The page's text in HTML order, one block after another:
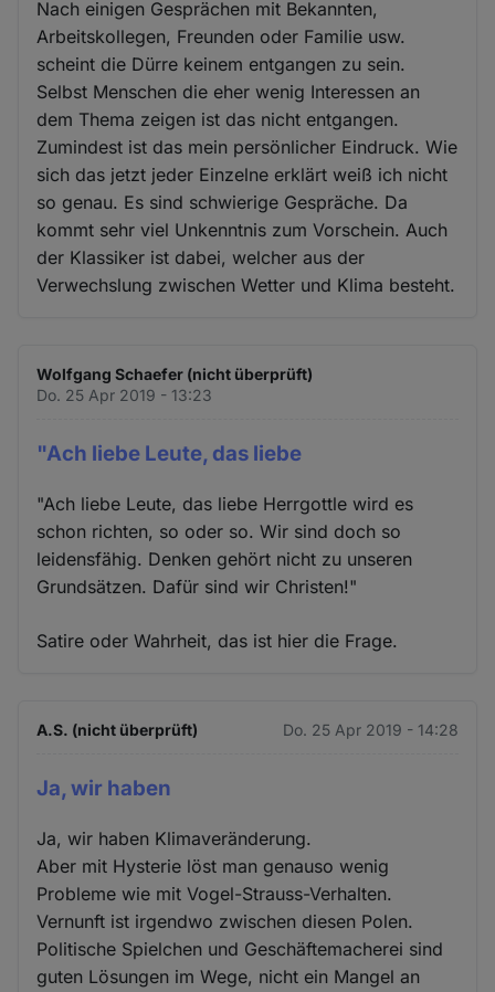
Nach einigen Gesprächen mit Bekannten,
Arbeitskollegen, Freunden oder Familie usw.
scheint die Dürre keinem entgangen zu sein.
Selbst Menschen die eher wenig Interessen an
dem Thema zeigen ist das nicht entgangen.
Zumindest ist das mein persönlicher Eindruck. Wie
sich das jetzt jeder Einzelne erklärt weiß ich nicht
so genau. Es sind schwierige Gespräche. Da
kommt sehr viel Unkenntnis zum Vorschein. Auch
der Klassiker ist dabei, welcher aus der
Verwechslung zwischen Wetter und Klima besteht.
Wolfgang Schaefer (nicht überprüft)
Do. 25 Apr 2019 - 13:23
"Ach liebe Leute, das liebe
"Ach liebe Leute, das liebe Herrgottle wird es
schon richten, so oder so. Wir sind doch so
leidensfähig. Denken gehört nicht zu unseren
Grundsätzen. Dafür sind wir Christen!"
Satire oder Wahrheit, das ist hier die Frage.
A.S. (nicht überprüft) Do. 25 Apr 2019 - 14:28
Ja, wir haben
Ja, wir haben Klimaveränderung.
Aber mit Hysterie löst man genauso wenig
Probleme wie mit Vogel-Strauss-Verhalten.
Vernunft ist irgendwo zwischen diesen Polen.
Politische Spielchen und Geschäftemacherei sind
guten Lösungen im Wege, nicht ein Mangel an